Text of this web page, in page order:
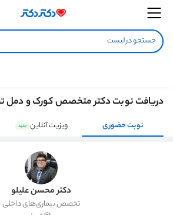
دریافت نوبت دکتر متخصص کورک و دمل
نوبت حضوری ویزیت آنلاین جدید
دکتر محسن علیلو
تخصص بیماری‌های داخلی